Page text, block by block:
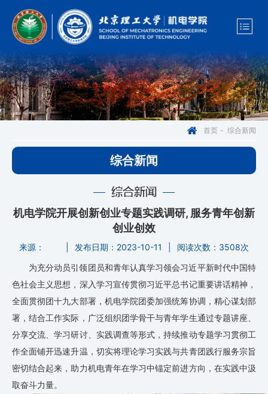
首页 - 综合新闻
综合新闻
综合新闻
机电学院开展创新创业专题实践调研, 服务青年创新
创业创效
来源： 发布日期：2023-10-11 阅读次数： 3508次
为充分动员引领团员和青年认真学习领会习近平新时代中国特
色社会主义思想，深入学习宣传贯彻习近平总书记重要讲话精神，
全面贯彻团十九大部署，机电学院团委加强统筹协调，精心谋划部
署，结合工作实际，广泛组织团学骨干与青年学生通过专题讲座、
分享交流、学习研讨、实践调查等形式，持续推动专题学习贯彻工
作全面铺开迅速升温，切实将理论学习实践与共青团践行服务宗旨
密切结合起来，助力机电青年在学习中锚定前进方向，在实践中汲
取奋斗力量。